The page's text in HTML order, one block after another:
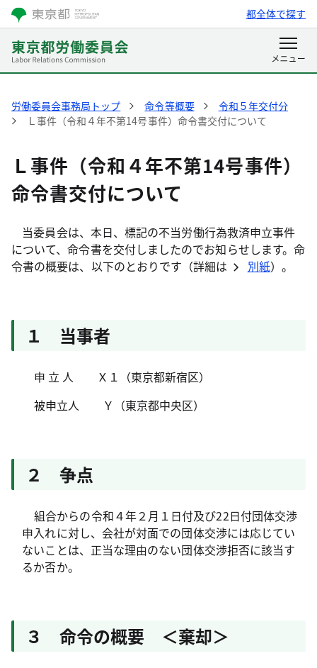
都全体で探す
労働委員会事務局トップ 命令等概要
令和５年交付分
Ｌ事件（令和４年不第14号事件）命令書交付について
Ｌ事件（令和４年不第14号事件）
命令書交付について
当委員会は、本日、標記の不当労働行為救済申立事件
について、命令書を交付しましたのでお知らせします。命
令書の概要は、以下のとおりです（詳細は
別紙）。
１ 当事者
申 立 人 Ｘ１（東京都新宿区）
被申立人 Ｙ（東京都中央区）
２ 争点
組合からの令和４年２月１日付及び22日付団体交渉
申入れに対し、会社が対面での団体交渉には応じてい
ないことは、正当な理由のない団体交渉拒否に該当す
るか否か。
３ 命令の概要 ＜棄却＞